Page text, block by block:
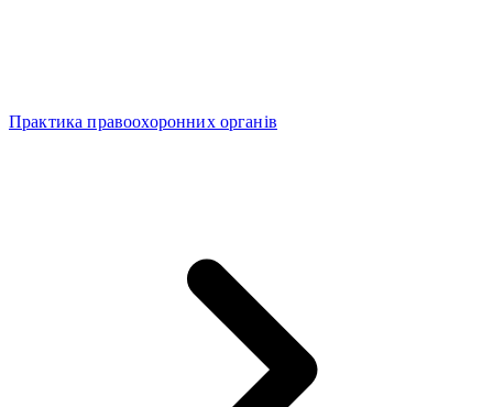
Практика правоохоронних органів